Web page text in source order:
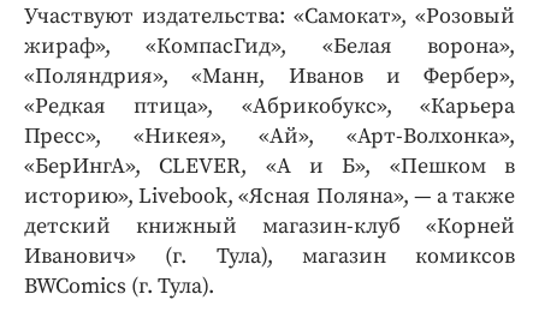
Участвуют издательства: «Самокат», «Розовый
жираф», «КомпасГид», «Белая ворона»,
«Поляндрия», «Манн, Иванов и Фербер»,
«Редкая птица», «Абрикобукс», «Карьера
Пресс», «Никея», «Ай», «Арт-Волхонка»,
«БерИнгА», CLEVER, «А и Б», «Пешком в
историю», Livebook, «Ясная Поляна», — а также
детский книжный магазин-клуб «Корней
Иванович» (г. Тула), магазин комиксов
BWComics (г. Тула).